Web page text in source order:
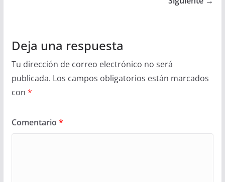
Deja una respuesta
Tu dirección de correo electrónico no será
publicada. Los campos obligatorios están marcados
con *
Comentario *